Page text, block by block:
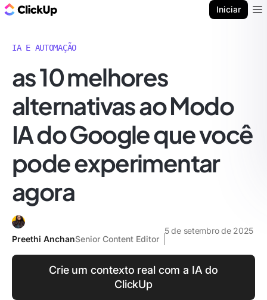
Iniciar
IA E AUTOMAÇÃO
as 10 melhores
alternativas ao Modo
IA do Google que você
pode experimentar
agora
Preethi AnchanSenior Content Editor
5 de setembro de 2025
Crie um contexto real com a IA do
ClickUp